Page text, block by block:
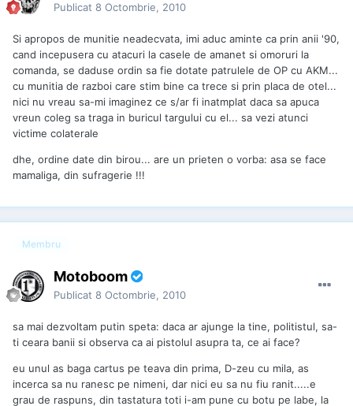
Publicat 8 Octombrie, 2010
Si apropos de munitie neadecvata, imi aduc aminte ca prin anii '90,
cand incepusera cu atacuri la casele de amanet si omoruri la
comanda, se daduse ordin sa fie dotate patrulele de OP cu AKM...
cu munitia de razboi care stim bine ca trece si prin placa de otel...
nici nu vreau sa-mi imaginez ce s/ar fi inatmplat daca sa apuca
vreun coleg sa traga in buricul targului cu el... sa vezi atunci
victime colaterale
dhe, ordine date din birou... are un prieten o vorba: asa se face
mamaliga, din sufragerie !!!
Membru
Motoboom
Publicat 8 Octombrie, 2010
sa mai dezvoltam putin speta: daca ar ajunge la tine, politistul, sa-
ti ceara banii si observa ca ai pistolul asupra ta, ce ai face?
eu unul as baga cartus pe teava din prima, D-zeu cu mila, as
incerca sa nu ranesc pe nimeni, dar nici eu sa nu fiu ranit.....e
grau de raspuns, din tastatura toti i-am pune cu botu pe labe, la